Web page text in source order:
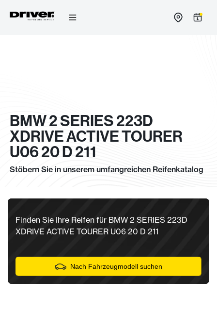
BMW 2 SERIES 223D
XDRIVE ACTIVE TOURER
U06 20 D 211
Stöbern Sie in unserem umfangreichen Reifenkatalog
Finden Sie Ihre Reifen für BMW 2 SERIES 223D
XDRIVE ACTIVE TOURER U06 20 D 211
Nach Fahrzeugmodell suchen